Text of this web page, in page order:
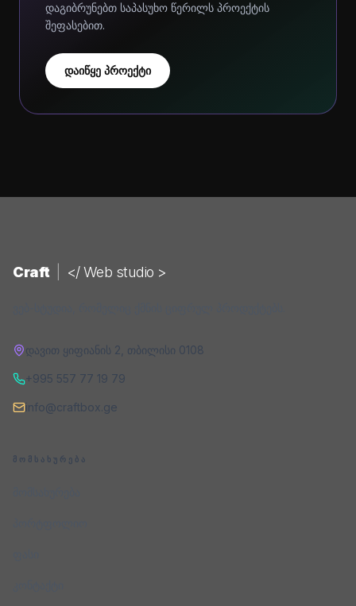
დაგიბრუნებთ საპასუხო წერილს პროექტის
შეფასებით.
დაიწყე პროექტი
Craft </ Web studio >
დავით ყიფიანის 2 თბილისი 0108
+995 557 77 19 79
info@craftbox.ge
ᲛᲝᲛᲡᲐᲮᲣᲠᲔᲑᲐ